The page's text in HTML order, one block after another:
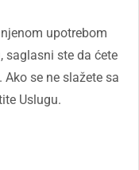
upotrebom
saglasni ste da ćete
se ne slažete sa
Uslugu.